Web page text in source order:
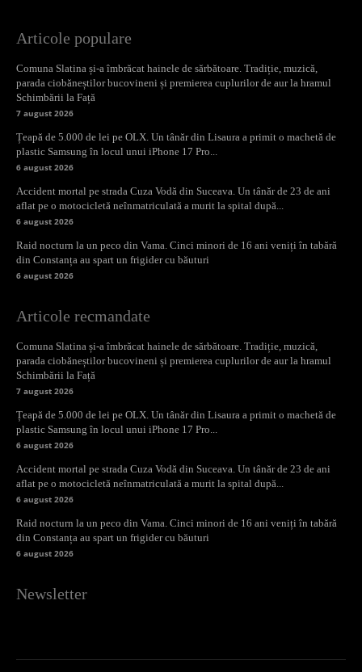
Articole populare
Comuna Slatina și-a îmbrăcat hainele de sărbătoare. Tradiție, muzică,
parada ciobăneștilor bucovineni și premierea cuplurilor de aur la hramul
Schimbării la Față
7 august 2026
Țeapă de 5.000 de lei pe OLX. Un tânăr din Lisaura a primit o machetă de
plastic Samsung în locul unui iPhone 17 Pro...
6 august 2026
Accident mortal pe strada Cuza Vodă din Suceava. Un tânăr de 23 de ani
aflat pe o motocicletă neînmatriculată a murit la spital după...
6 august 2026
Raid nocturn la un peco din Vama. Cinci minori de 16 ani veniți în tabără
din Constanța au spart un frigider cu băuturi
6 august 2026
Articole recmandate
Comuna Slatina și-a îmbrăcat hainele de sărbătoare. Tradiție, muzică,
parada ciobăneștilor bucovineni și premierea cuplurilor de aur la hramul
Schimbării la Față
7 august 2026
Țeapă de 5.000 de lei pe OLX. Un tânăr din Lisaura a primit o machetă de
plastic Samsung în locul unui iPhone 17 Pro...
6 august 2026
Accident mortal pe strada Cuza Vodă din Suceava. Un tânăr de 23 de ani
aflat pe o motocicletă neînmatriculată a murit la spital după...
6 august 2026
Raid nocturn la un peco din Vama. Cinci minori de 16 ani veniți în tabără
din Constanța au spart un frigider cu băuturi
6 august 2026
Newsletter